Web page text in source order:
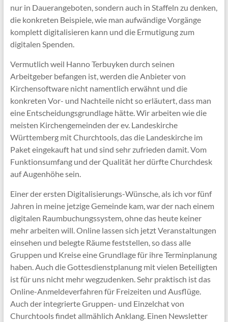
nur in Dauerangeboten, sondern auch in Staffeln zu denken,
die konkreten Beispiele, wie man aufwändige Vorgänge
komplett digitalisieren kann und die Ermutigung zum
digitalen Spenden.
Vermutlich weil Hanno Terbuyken durch seinen
Arbeitgeber befangen ist, werden die Anbieter von
Kirchensoftware nicht namentlich erwähnt und die
konkreten Vor- und Nachteile nicht so erläutert, dass man
eine Entscheidungsgrundlage hätte. Wir arbeiten wie die
meisten Kirchengemeinden der ev. Landeskirche
Württemberg mit Churchtools, das die Landeskirche im
Paket eingekauft hat und sind sehr zufrieden damit. Vom
Funktionsumfang und der Qualität her dürfte Churchdesk
auf Augenhöhe sein.
Einer der ersten Digitalisierungs-Wünsche, als ich vor fünf
Jahren in meine jetzige Gemeinde kam, war der nach einem
digitalen Raumbuchungssystem, ohne das heute keiner
mehr arbeiten will. Online lassen sich jetzt Veranstaltungen
einsehen und belegte Räume feststellen, so dass alle
Gruppen und Kreise eine Grundlage für ihre Terminplanung
haben. Auch die Gottesdienstplanung mit vielen Beteiligten
ist für uns nicht mehr wegzudenken. Sehr praktisch ist das
Online-Anmeldeverfahren für Freizeiten und Ausflüge.
Auch der integrierte Gruppen- und Einzelchat von
Churchtools findet allmählich Anklang. Einen Newsletter